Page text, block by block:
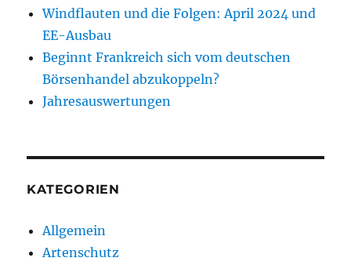
Windflauten und die Folgen: April 2024 und
EE-Ausbau
Beginnt Frankreich sich vom deutschen
Börsenhandel abzukoppeln?
Jahresauswertungen
KATEGORIEN
Allgemein
Artenschutz